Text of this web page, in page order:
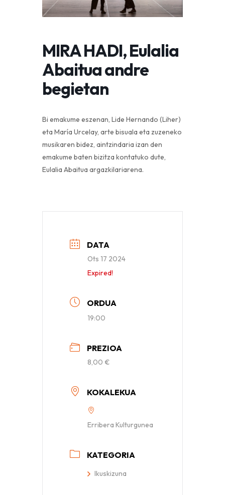
MIRA HADI, Eulalia
Abaitua andre
begietan
Bi emakume eszenan, Lide Hernando (Liher)
eta María Urcelay, arte bisuala eta zuzeneko
musikaren bidez, aintzindaria izan den
emakume baten bizitza kontatuko dute,
Eulalia Abaitua argazkilariarena.
DATA
Ots 17 2024
Expired!
ORDUA
19:00
PREZIOA
8,00 €
KOKALEKUA
Erribera Kulturgunea
KATEGORIA
Ikuskizuna